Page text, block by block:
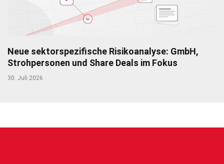
Neue sektorspezifische Risikoanalyse: GmbH,
Strohpersonen und Share Deals im Fokus
30. Juli 2026